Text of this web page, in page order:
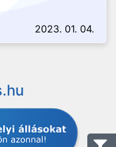
2023. 01. 04.